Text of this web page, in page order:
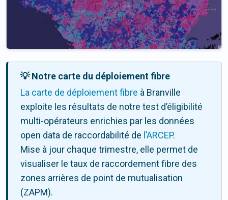
💡 Notre carte du déploiement fibre
La carte de déploiement fibre à Branville
exploite les résultats de notre test d’éligibilité
multi-opérateurs enrichies par les données
open data de raccordabilité de l’ARCEP.
Mise à jour chaque trimestre, elle permet de
visualiser le taux de raccordement fibre des
zones arrières de point de mutualisation
(ZAPM).